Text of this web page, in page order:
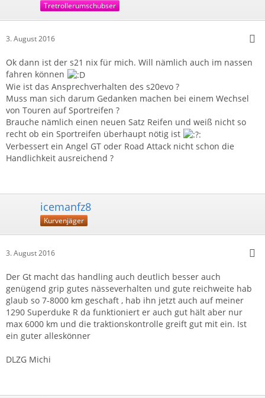
Tretrollerumschubser
3. August 2016
Ok dann ist der s21 nix für mich. Will nämlich auch im nassen
fahren können
Wie ist das Ansprechverhalten des s20evo ?
Muss man sich darum Gedanken machen bei einem Wechsel
von Touren auf Sportreifen ?
Brauche nämlich einen neuen Satz Reifen und weiß nicht so
recht ob ein Sportreifen überhaupt nötig ist
Verbessert ein Angel GT oder Road Attack nicht schon die
Handlichkeit ausreichend ?
icemanfz8
Kurvenjäger
3. August 2016
Der Gt macht das handling auch deutlich besser auch
genügend grip gutes nässeverhalten und gute reichweite hab
glaub so 7-8000 km geschaft , hab ihn jetzt auch auf meiner
1290 Superduke R da funktioniert er auch gut hält aber nur
max 6000 km und die traktionskontrolle greift gut mit ein. Ist
ein guter alleskönner
DLZG Michi